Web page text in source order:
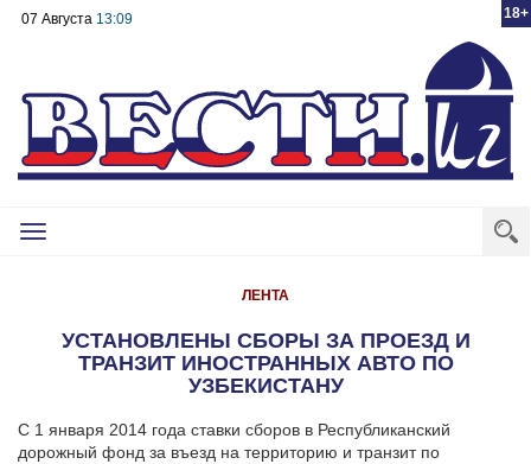
18+
07 Августа 13:09
Toggle
ЛЕНТА
УСТАНОВЛЕНЫ СБОРЫ ЗА ПРОЕЗД И
ТРАНЗИТ ИНОСТРАННЫХ АВТО ПО
УЗБЕКИСТАНУ
С 1 января 2014 года ставки сборов в Республиканский
дорожный фонд за въезд на территорию и транзит по